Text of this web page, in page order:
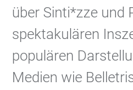
über Sinti*zze und
spektakulären
populären
Medien wie